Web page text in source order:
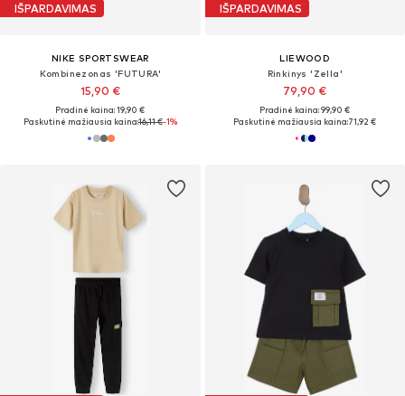
IŠPARDAVIMAS
NIKE SPORTSWEAR
Kombinezonas 'FUTURA'
15,90 €
Pradinė kaina: 19,90 €
Paskutinė mažiausia kaina:16,11 €-1%
IŠPARDAVIMAS
LIEWOOD
Rinkinys 'Zella'
79,90 €
Pradinė kaina: 99,90 €
Paskutinė mažiausia kaina:71,92 €